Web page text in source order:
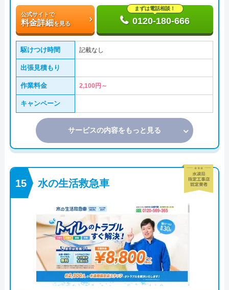
公式サイトで
料金詳細を見る
まずは電話相談！
0120-180-666
駆けつけ時間 記載なし
出張見積もり
作業料金 2,100円～
キャンペーン
サービスの内容をもっと見る
水の生活救急車